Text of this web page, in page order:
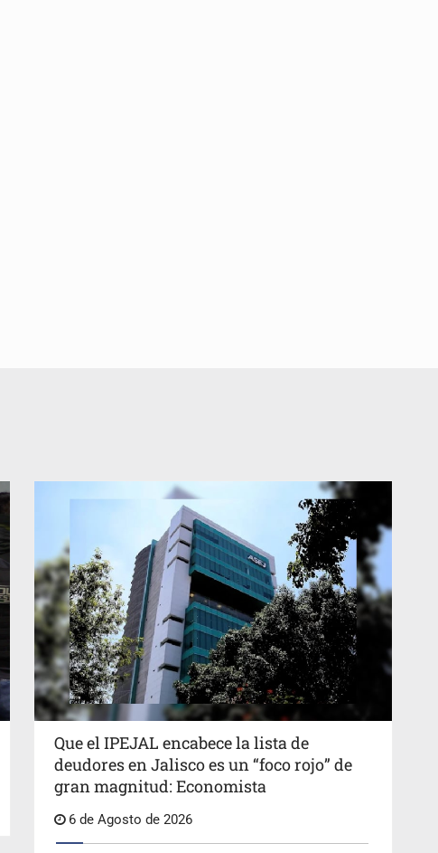
Que el IPEJAL encabece la lista de
deudores en Jalisco es un “foco rojo” de
gran magnitud: Economista
6 de Agosto de 2026